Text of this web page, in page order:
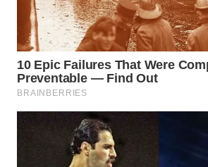
WN
KALTARA
WN
KALSEL
KALTIM